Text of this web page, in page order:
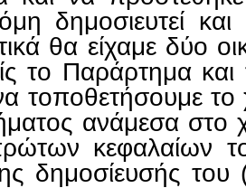
δημοσιευτεί
θα είχαμε δύο
το Παράρτημα
τοποθετήσουμε
ανάμεσα στο
κεφαλαίων
δημοσίευσής του